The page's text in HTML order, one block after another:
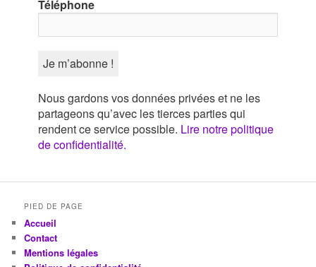
Téléphone
Nous gardons vos données privées et ne les
partageons qu’avec les tierces parties qui
rendent ce service possible. Lire notre politique
de confidentialité.
PIED DE PAGE
Accueil
Contact
Mentions légales